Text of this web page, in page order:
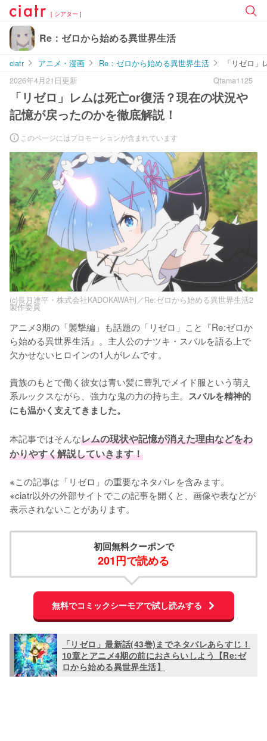
[ シアター ]
Re：ゼロから始める異世界生活
ciatr アニメ・漫画 Re：ゼロから始める異世界生活
「リゼロ
2026年4月21日更新
Qtama1125
「リゼロ」レムは死亡or復活？現在の状況や
記憶が戻ったのかを徹底解説！
このページにはプロモーションが含まれています
(c)長月達平・株式会社KADOKAWA刊／Re:ゼロから始める異世界生活2
製作委員
アニメ3期の「襲撃編」も話題の「リゼロ」こと『Re:ゼロか
ら始める異世界生活』。主人公のナツキ・スバルを語る上で
欠かせないヒロインの1人がレムです。
貴族のもとで働く彼女は青い髪に豊乳でメイド服という萌え
系ルックスながら、強力な鬼の力の持ち主。 スバルを精神的
にも温かく支えてきました。
本記事ではそんなレムの現状や記憶が消えた理由などをわ
かりやすく解説していきます！
※この記事は「リゼロ」の重要なネタバレを含みます。
※ciatr以外の外部サイトでこの記事を開くと、画像や表などが
表示されないことがあります。
初回無料クーポンで
201円で読める
無料でコミックシーモアで試し読みする
「リゼロ」最新話(43巻)までネタバレあらすじ！
10章とアニメ4期の前におさらいしよう【Re:ゼ
ロから始める異世界生活】